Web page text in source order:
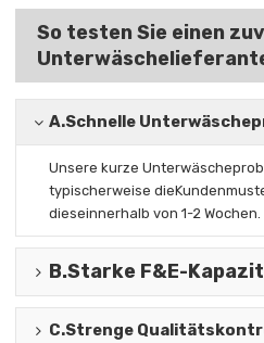
So testen Sie einen
A.Schnelle
Unsere kurze
typischerweise die
dieseinnerhalb von 1-2 Wochen.
B.Starke F&E-
C.Strenge